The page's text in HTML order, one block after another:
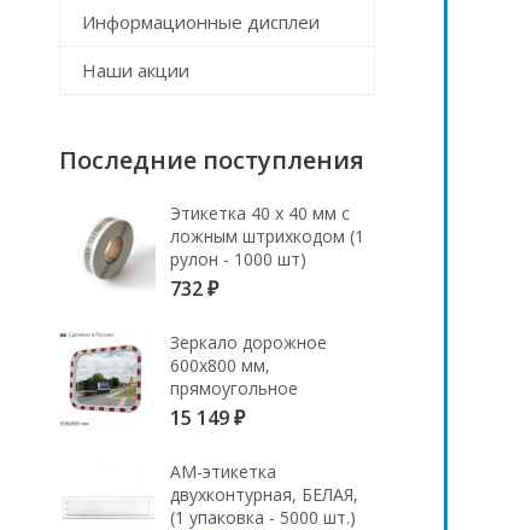
Информационные дисплеи
Наши акции
Последние поступления
Этикетка 40 х 40 мм с
ложным штрихкодом (1
рулон - 1000 шт)
732 ₽
Зеркало дорожное
600х800 мм,
прямоугольное
15 149 ₽
АМ-этикетка
двухконтурная, БЕЛАЯ,
(1 упаковка - 5000 шт.)